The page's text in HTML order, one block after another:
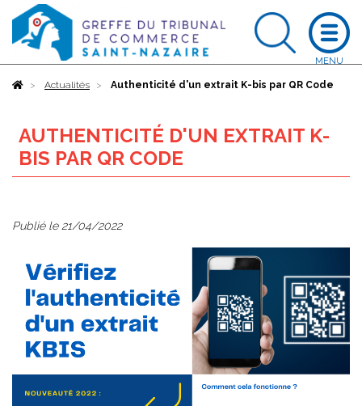
AccueilActualités Authenticité d'un extrait K-bis par QR Code
AUTHENTICITÉ D'UN EXTRAIT K-
BIS PAR QR CODE
Publié le 21/04/2022